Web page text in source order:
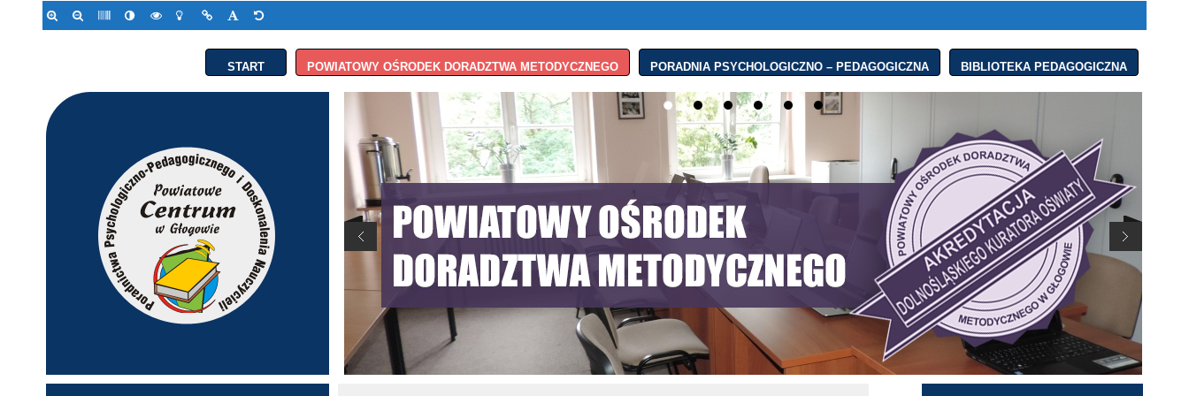
START POWIATOWY OŚRODEK DORADZTWA METODYCZNEGO PORADNIA PSYCHOLOGICZNO – PEDAGOGICZNA BIBLIOTEKA PEDAGOGICZNA